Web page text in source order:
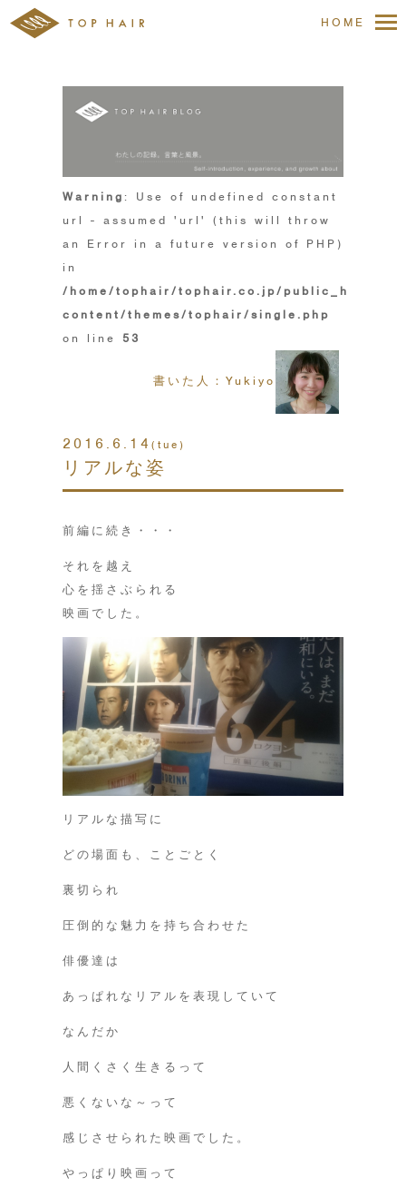
HOME
Warning : Use of undefined constant
url - assumed 'url' (this will throw
an Error in a future version of PHP)
in
/home/tophair/tophair.co.jp/public_html/
content/themes/tophair/single.php
on line 53
書いた人：Yukiyo
2016.6.14 (tue)
リアルな姿
前編に続き・・・
それを越え
心を揺さぶられる
映画でした。
リアルな描写に
どの場面も、ことごとく
裏切られ
圧倒的な魅力を持ち合わせた
俳優達は
あっぱれなリアルを表現していて
なんだか
人間くさく生きるって
悪くないな～って
感じさせられた映画でした。
やっぱり映画って